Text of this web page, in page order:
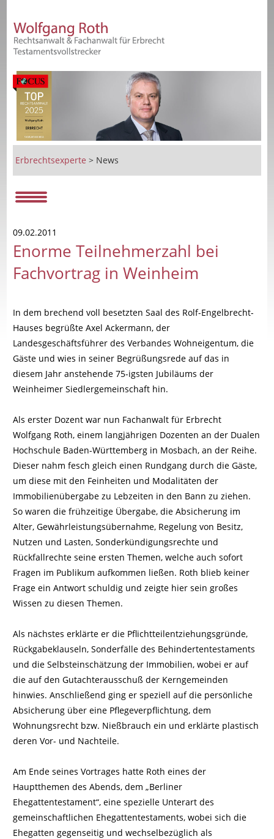
Erbrechtsexperte > News
09.02.2011
Enorme Teilnehmerzahl bei
Fachvortrag in Weinheim
In dem brechend voll besetzten Saal des Rolf-Engelbrecht-
Hauses begrüßte Axel Ackermann, der
Landesgeschäftsführer des Verbandes Wohneigentum, die
Gäste und wies in seiner Begrüßungsrede auf das in
diesem Jahr anstehende 75-igsten Jubiläums der
Weinheimer Siedlergemeinschaft hin.
Als erster Dozent war nun Fachanwalt für Erbrecht
Wolfgang Roth, einem langjährigen Dozenten an der Dualen
Hochschule Baden-Württemberg in Mosbach, an der Reihe.
Dieser nahm fesch gleich einen Rundgang durch die Gäste,
um diese mit den Feinheiten und Modalitäten der
Immobilienübergabe zu Lebzeiten in den Bann zu ziehen.
So waren die frühzeitige Übergabe, die Absicherung im
Alter, Gewährleistungsübernahme, Regelung von Besitz,
Nutzen und Lasten, Sonderkündigungsrechte und
Rückfallrechte seine ersten Themen, welche auch sofort
Fragen im Publikum aufkommen ließen. Roth blieb keiner
Frage ein Antwort schuldig und zeigte hier sein großes
Wissen zu diesen Themen.
Als nächstes erklärte er die Pflichtteilentziehungsgründe,
Rückgabeklauseln, Sonderfälle des Behindertentestaments
und die Selbsteinschätzung der Immobilien, wobei er auf
die auf den Gutachterausschuß der Kerngemeinden
hinwies. Anschließend ging er speziell auf die persönliche
Absicherung über eine Pflegeverpflichtung, dem
Wohnungsrecht bzw. Nießbrauch ein und erklärte plastisch
deren Vor- und Nachteile.
Am Ende seines Vortrages hatte Roth eines der
Hauptthemen des Abends, dem „Berliner
Ehegattentestament“, eine spezielle Unterart des
gemeinschaftlichen Ehegattentestaments, wobei sich die
Ehegatten gegenseitig und wechselbezüglich als